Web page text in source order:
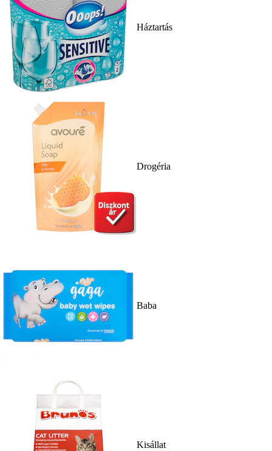
Háztartás
Drogéria
Baba
Kisállat